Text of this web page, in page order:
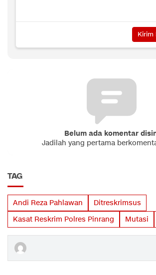
Belum ada komentar
Jadilah yang pertama
TAG
Andi Reza Pahlawan
Ditreskrimsus
Kasat Reskrim Polres Pinrang
Mutasi